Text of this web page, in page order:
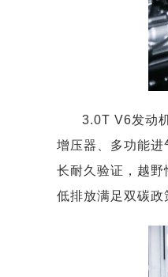
3.0T V6发动
增压器、多功能
长耐久验证，越野
低排放满足双碳政